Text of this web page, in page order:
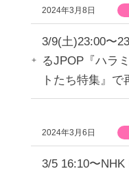
2024年3月8日
3/9(土)23:00〜
るJPOP『ハラ
トたち特集』で
2024年3月6日
3/5 16:10〜NHK